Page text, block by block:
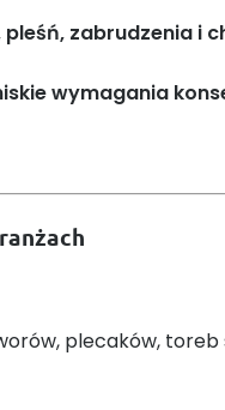
zabrudzenia i
wymagania
plecaków,